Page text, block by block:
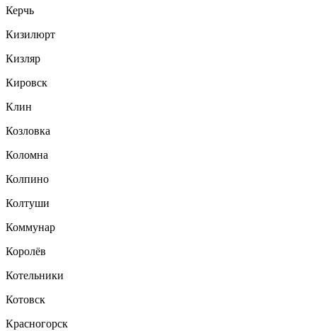
Керчь
Кизилюрт
Кизляр
Кировск
Клин
Козловка
Коломна
Колпино
Колтуши
Коммунар
Королёв
Котельники
Котовск
Красногорск